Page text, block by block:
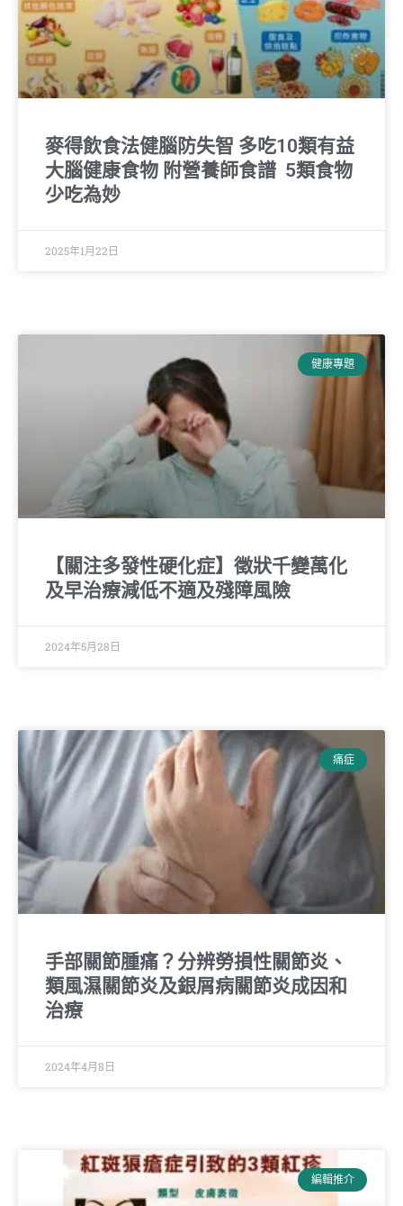
麥得飲食法健腦防失智 多吃10類有益
大腦健康食物 附營養師食譜 5類食物
少吃為妙
2025年1月22日
健康專題
【關注多發性硬化症】徵狀千變萬化
及早治療減低不適及殘障風險
2024年5月28日
痛症
手部關節腫痛？分辨勞損性關節炎、
類風濕關節炎及銀屑病關節炎成因和
治療
2024年4月8日
編輯推介